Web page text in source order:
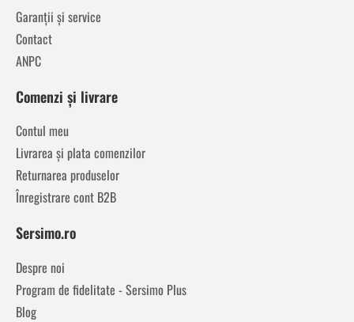
Garanții și service
Contact
ANPC
Comenzi și livrare
Contul meu
Livrarea și plata comenzilor
Returnarea produselor
Înregistrare cont B2B
Sersimo.ro
Despre noi
Program de fidelitate - Sersimo Plus
Blog